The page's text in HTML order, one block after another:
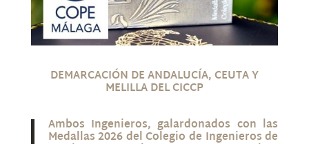
DEMARCACIÓN DE ANDALUCÍA, CEUTA Y
MELILLA DEL CICCP
Ambos Ingenieros, galardonados con las
Medallas 2026 del Colegio de Ingenieros de